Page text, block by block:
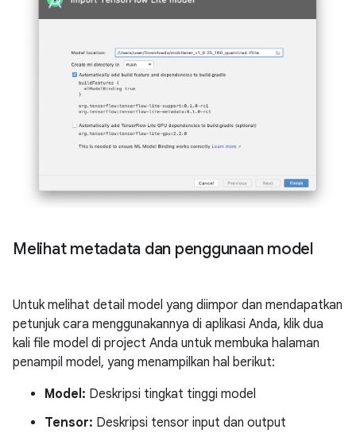
Melihat metadata dan penggunaan model
Untuk melihat detail model yang diimpor dan mendapatkan
petunjuk cara menggunakannya di aplikasi Anda, klik dua
kali file model di project Anda untuk membuka halaman
penampil model, yang menampilkan hal berikut:
Model: Deskripsi tingkat tinggi model
Tensor: Deskripsi tensor input dan output